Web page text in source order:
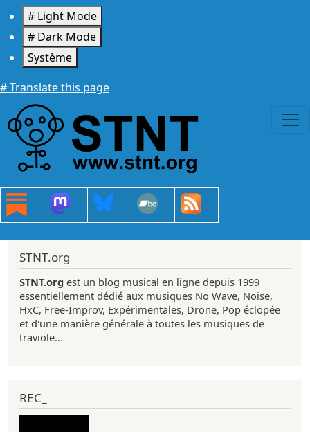
Aller au contenu principal
# Light Mode
# Dark Mode
Système
# Translate this page
STNT.org
STNT.org est un blog musical en ligne depuis 1999
essentiellement dédié aux musiques No Wave, Noise,
HxC, Free-Improv, Expérimentales, Drone, Pop éclopée
et d'une manière générale à toutes les musiques de
traviole...
REC_